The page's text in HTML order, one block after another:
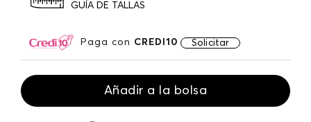
GUÍA DE TALLAS
Paga con CREDI10 Solicitar
Añadir a la bolsa